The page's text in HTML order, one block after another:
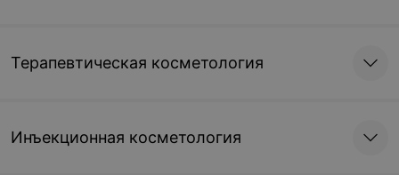
Терапевтическая косметология
Инъекционная косметология